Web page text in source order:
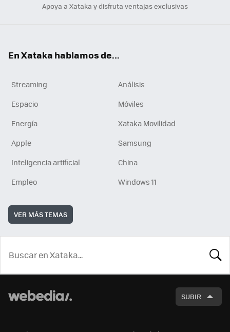
Apoya a Xataka y disfruta ventajas exclusivas
En Xataka hablamos de...
Streaming
Análisis
Espacio
Móviles
Energía
Xataka Movilidad
Apple
Samsung
Inteligencia artificial
China
Empleo
Windows 11
VER MÁS TEMAS
SUBIR